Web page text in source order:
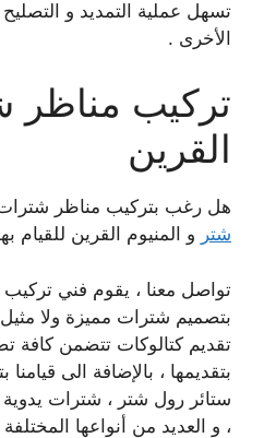
تسهل عملية التمديد و
الأخرى .
تركيب مناظر
القرين
هل رغب بتركيب مناظر
شتر و المنيوم القرين للقيام
تواصل معنا ، يقوم فني
بتصميم شترات مميزة ولا مثيل
تقديم كتالوكات تتضمن كافة
بتقديمها ، بالإضافة الى
ستائر رول شتر ، شترات
، و العديد من أنواعها